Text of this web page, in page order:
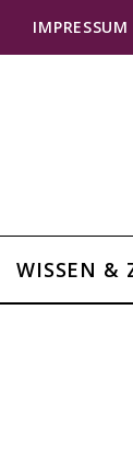
IMPRESSUM
WISSEN &